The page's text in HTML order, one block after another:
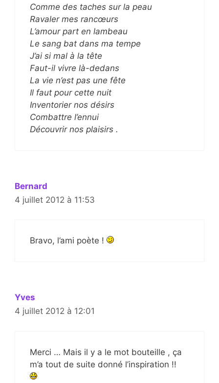
Comme des taches sur la peau
Ravaler mes rancœurs
L’amour part en lambeau
Le sang bat dans ma tempe
J’ai si mal à la tête
Faut-il vivre là-dedans
La vie n’est pas une fête
Il faut pour cette nuit
Inventorier nos désirs
Combattre l’ennui
Découvrir nos plaisirs .
Bernard
4 juillet 2012 à 11:53
Bravo, l’ami poète !
Yves
4 juillet 2012 à 12:01
Merci … Mais il y a le mot bouteille , ça
m’a tout de suite donné l’inspiration !!